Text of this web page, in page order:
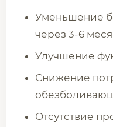
Уменьшение
через 3-6
Улучшение
Снижение
Отсутствие